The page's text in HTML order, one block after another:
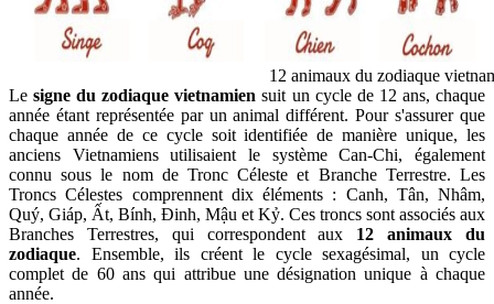
12 animaux du zodiaque
Lesigne du zodiaque vietnamien suit un cycle de 12 ans, chaque
année étant représentée par un animal différent. Pour s'assurer que
chaque année de ce cycle soit identifiée de manière unique, les
anciens Vietnamiens utilisaient le système Can-Chi, également
connu sous le nom de Tronc Céleste et Branche Terrestre. Les
Troncs Célestes comprennent dix éléments : Canh, Tân, Nhâm,
Quý, Giáp, Ất, Bính, Đinh, Mậu et Kỷ. Ces troncs sont associés aux
Branches Terrestres, qui correspondent aux 12 animaux du
zodiaque. Ensemble, ils créent le cycle sexagésimal, un cycle
complet de 60 ans qui attribue une désignation unique à chaque
année.